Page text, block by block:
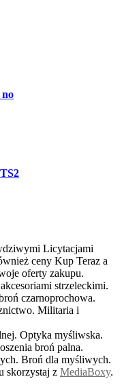
no
Licytacjami
ceny Kup Teraz a
oferty zakupu.
strzeleckimi.
czarnoprochowa.
Militaria i
Optyka myśliwska.
broń palna.
Broń dla myśliwych.
skorzystaj z MediaBoxy.